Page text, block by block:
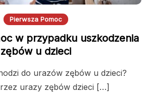
Pierwsza Pomoc
w przypadku uszkodzenia
zębów u dzieci
do urazów zębów u dzieci?
urazy zębów dzieci […]